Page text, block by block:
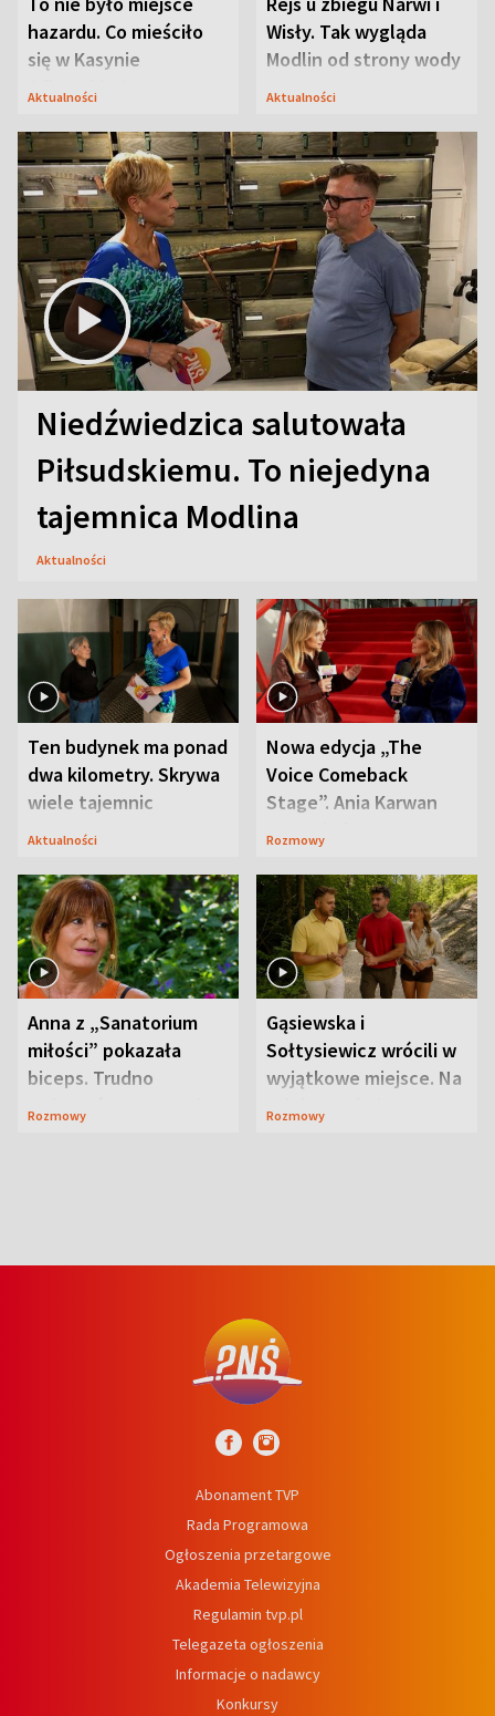
hazardu. Co mieściło
się w Kasynie
Oficerskim?
Aktualności
Wisły. Tak wygląda
Modlin od strony wody
Aktualności
Niedźwiedzica salutowała
Piłsudskiemu. To niejedyna
tajemnica Modlina
Aktualności
Ten budynek ma ponad
dwa kilometry. Skrywa
wiele tajemnic
Aktualności
Nowa edycja „The
Voice Comeback
Stage”. Ania Karwan
zapowiada
Rozmowy
Anna z „Sanatorium
miłości” pokazała
biceps. Trudno
uwierzyć, co przeszła
Rozmowy
Gąsiewska i
Sołtysiewicz wrócili w
wyjątkowe miejsce. Na
szlaku czekał
Rozmowy
Abonament TVP
Rada Programowa
Ogłoszenia przetargowe
Akademia Telewizyjna
Regulamin tvp.pl
Telegazeta ogłoszenia
Informacje o nadawcy
Konkursy